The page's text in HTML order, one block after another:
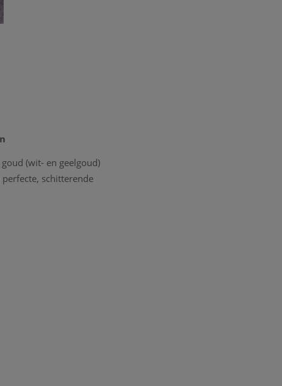
(wit- en geelgoud)
schitterende
om zeker te
ons opnemen. Wij